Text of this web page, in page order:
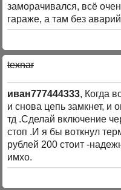
заморачивался, всё
гараже, а там без
texnar
иван777444333, Когда
и снова цепь замкнет, и
тд .Сделай включение
стоп .И я бы воткнул
рублей 200 стоит -
имхо.